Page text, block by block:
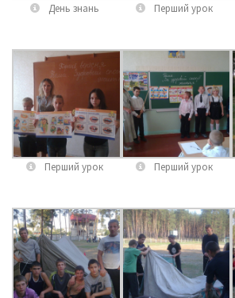
День знань Перший урок
Перший урок Перший урок